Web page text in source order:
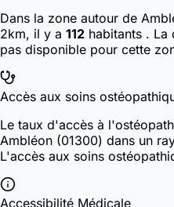
Dans la zone autour de
2km, il y a 112 habitants . La
pas disponible pour cette
Accès aux soins
Le taux d'accès à
Ambléon (01300) dans un
L'accès aux soins
Accessibilité Médicale